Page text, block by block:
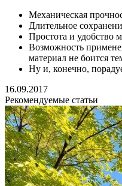
Механическая
Длительное
Простота и удобство
Возможность
материал не боится
Ну и, конечно,
16.09.2017
Рекомендуемые статьи